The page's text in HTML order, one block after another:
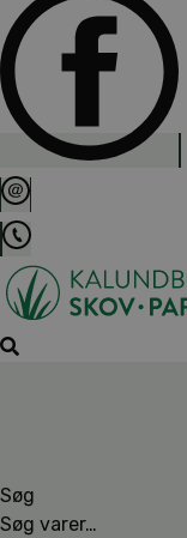
Søg
Søg varer…